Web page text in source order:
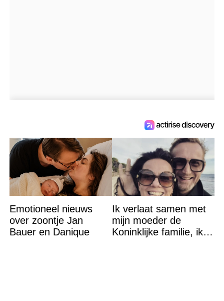
Emotioneel nieuws
over zoontje Jan
Bauer en Danique
Ik verlaat samen met
mijn moeder de
Koninklijke familie, ik